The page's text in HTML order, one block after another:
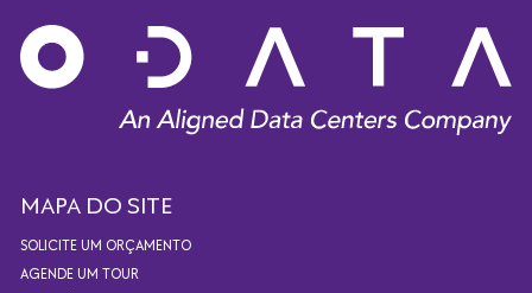
MAPA DO SITE
SOLICITE UM ORÇAMENTO
AGENDE UM TOUR